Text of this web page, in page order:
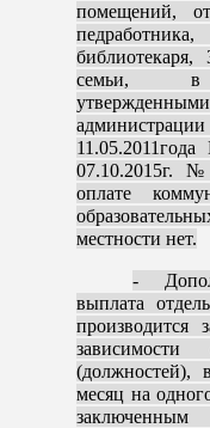
помещений,
семьи, в
07.10.2015г.
оплате
местности нет.
-
выплата
производится
(должностей),
месяц на